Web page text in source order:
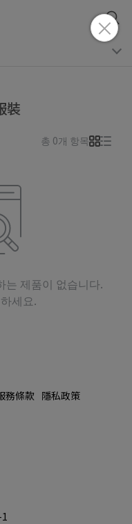
裝
총 0개 항목
는 제품이 없습니다.
세요.
務條款 隱私政策